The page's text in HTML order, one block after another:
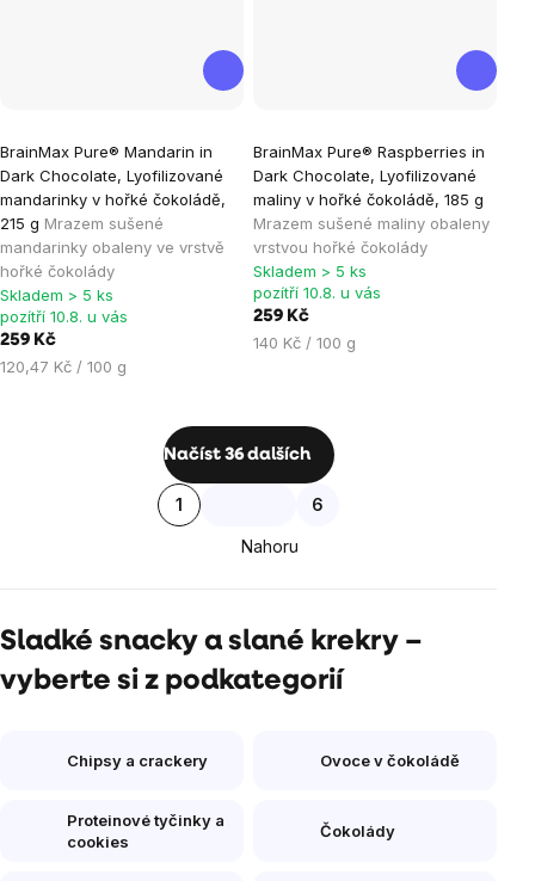
BrainMax Pure® Mandarin in
Dark Chocolate, Lyofilizované
mandarinky v hořké čokoládě,
215 g Mrazem sušené
mandarinky obaleny ve vrstvě
hořké čokolády
hodnocení
produktu
je
0,0
z
5
hvězdiček.
Skladem > 5 ks
pozítří 10.8. u vás
259 Kč
Měrná
120,47 Kč / 100 g
BrainMax Pure® Raspberries in
Dark Chocolate, Lyofilizované
maliny v hořké čokoládě, 185 g
Mrazem sušené maliny obaleny
vrstvou hořké čokolády
hodnocení
produktu
je
5,0
z
5
hvězdiček.
Skladem > 5 ks
pozítří 10.8. u vás
259 Kč
Měrná
140 Kč / 100 g
Ovládací
výpisu
Načíst 36 dalších
Stránkování
1 6
Nahoru
Sladké snacky a slané krekry –
vyberte si z podkategorií
Chipsy a crackery Ovoce v čokoládě
Proteinové tyčinky a
cookies
Čokolády